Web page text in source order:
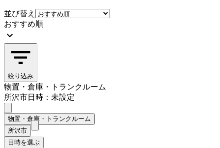
並び替え
おすすめ順
絞り込み
物置・倉庫・トランクルーム
所沢市日時：未設定
物置・倉庫・トランクルーム
所沢市
日時を選ぶ